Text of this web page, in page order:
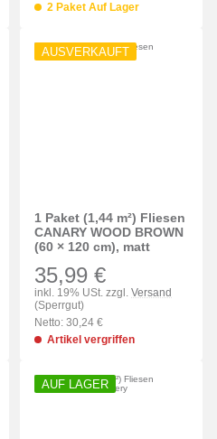
2 Paket Auf Lager
AUSVERKAUFT
1 Paket (1,44 m²) Fliesen
CANARY WOOD BROWN
(60 × 120 cm), matt
35,99 €
inkl. 19% USt. zzgl. Versand
(Sperrgut)
Netto: 30,24 €
Artikel vergriffen
AUF LAGER